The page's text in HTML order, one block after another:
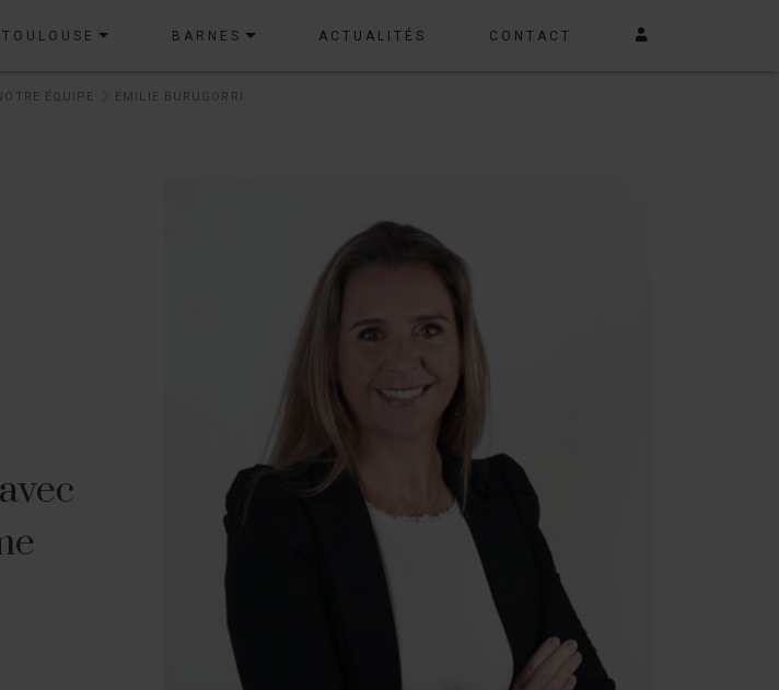
BARNES ACTUALITÉS CONTACT
ÉQUIPE EMILIE BURUGORRI